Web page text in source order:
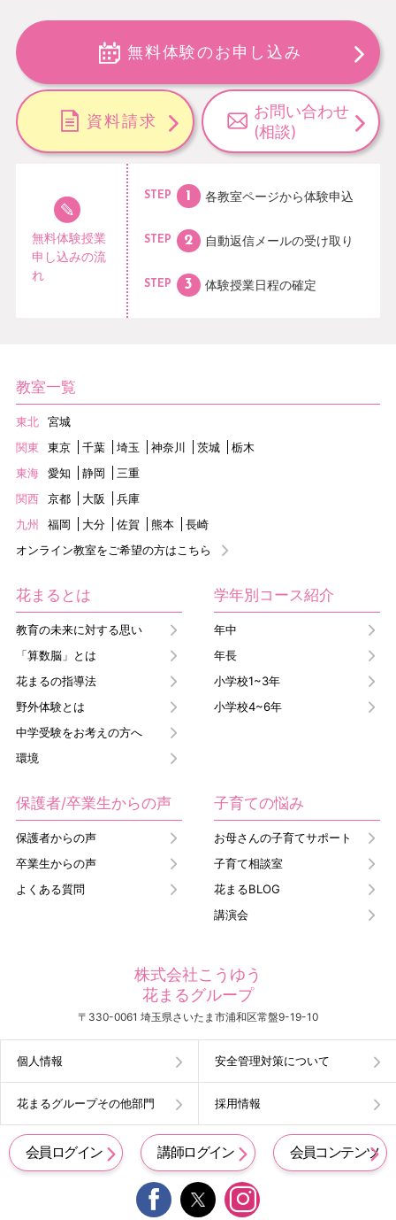
無料体験のお申し込み
資料請求
お問い合わせ
(相談)
無料体験授業
申し込みの流
れ
STEP 各教室ページから体験申込
STEP 自動返信メールの受け取り
STEP 体験授業日程の確定
教室一覧
東北
宮城
関東
東京 千葉 埼玉 神奈川 茨城
栃木
東海
愛知 静岡
三重
関西
京都 大阪
兵庫
九州
福岡 大分 佐賀 熊本
長崎
オンライン教室をご希望の方はこちら
花まるとは
教育の未来に対する思い
「算数脳」とは
花まるの指導法
野外体験とは
中学受験をお考えの方へ
環境
学年別コース紹介
年中
年長
小学校1~3年
小学校4~6年
保護者/卒業生からの声
保護者からの声
卒業生からの声
よくある質問
子育ての悩み
お母さんの子育てサポート
子育て相談室
花まるBLOG
講演会
株式会社こうゆう
花まるグループ
〒330-0061 埼玉県さいたま市浦和区常盤9-19-10
個人情報 安全管理対策について
花まるグループその他部門 採用情報
会員ログイン 講師ログイン 会員コンテンツ
 